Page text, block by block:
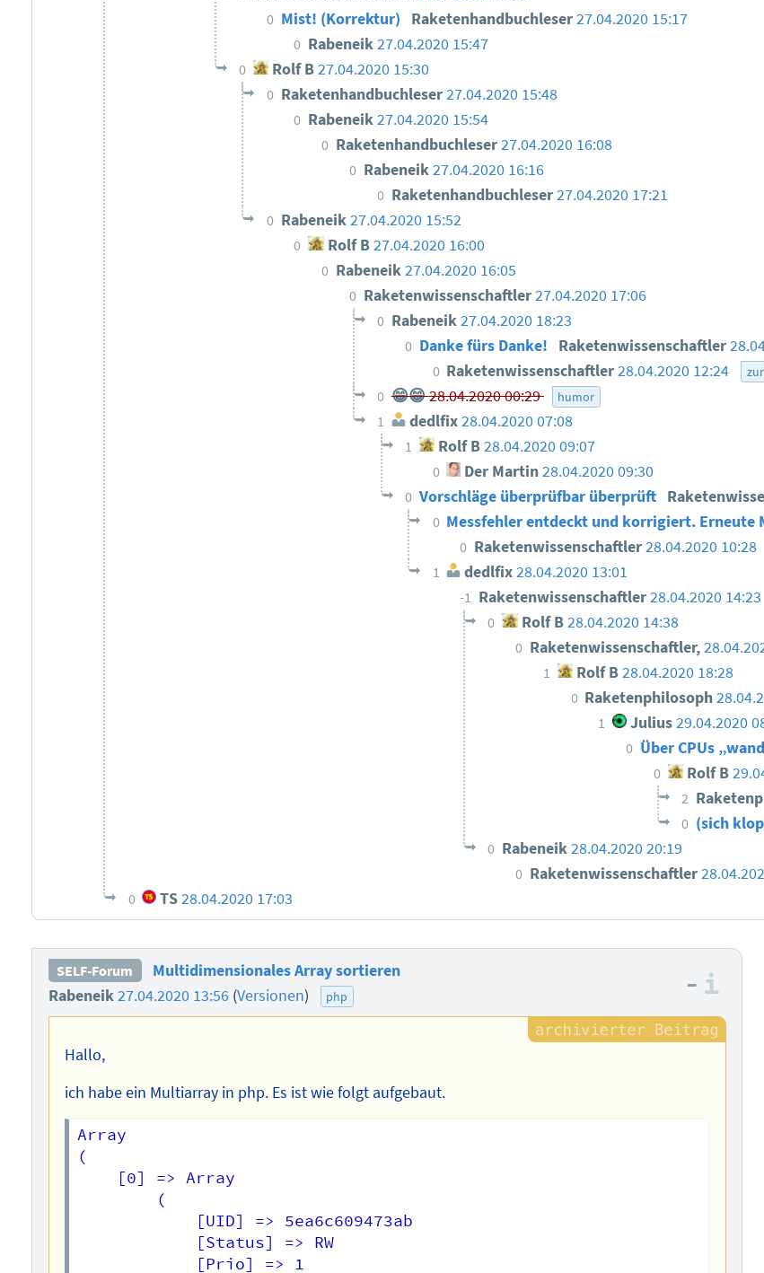
0 Mist! (Korrektur) Raketenhandbuchleser27.04.2020 15:17
0 Rabeneik27.04.2020 15:47
0 Rolf B27.04.2020 15:30
0 Raketenhandbuchleser27.04.2020 15:48
0 Rabeneik27.04.2020 15:54
0 Raketenhandbuchleser27.04.2020 16:08
0 Rabeneik27.04.2020 16:16
0 Raketenhandbuchleser27.04.2020 17:21
0 Rabeneik27.04.2020 15:52
0 Rolf B27.04.2020 16:00
0 Rabeneik27.04.2020 16:05
0 Raketenwissenschaftler27.04.2020 17:06
0 Rabeneik27.04.2020 18:23
0 Danke fürs Danke! Raketenwissenschaftler
0 Raketenwissenschaftler28.04.2020 12:24
0 😁😁28.04.2020 00:29 humor
1 dedlfix28.04.2020 07:08
1 Rolf B28.04.2020 09:07
0 Der Martin28.04.2020 09:30
0 Vorschläge überprüfbar überprüft
0 Messfehler entdeckt und korrigiert. Erneute
0 Raketenwissenschaftler28.04.2020 10:28
1 dedlfix28.04.2020 13:01
-1 Raketenwissenschaftler28.04.2020 14:23
0 Rolf B28.04.2020 14:38
0 Raketenwissenschaftler,
1 Rolf B28.04.2020 18:28
0 Raketenphilosoph
1 Julius29.04.2020
0 Über CPUs
0 Rolf B
2
0 (sich
0 Rabeneik28.04.2020 20:19
0 Raketenwissenschaftler
0 TS28.04.2020 17:03
SELF-Forum
Multidimensionales Array sortieren
Rabeneik27.04.2020 13:56 (Versionen) php –
Hallo,
ich habe ein Multiarray in php. Es ist wie folgt aufgebaut.
Array
(
    [0] => Array
        (
            [UID] => 5ea6c609473ab
            [Status] => RW
            [Prio] => 1